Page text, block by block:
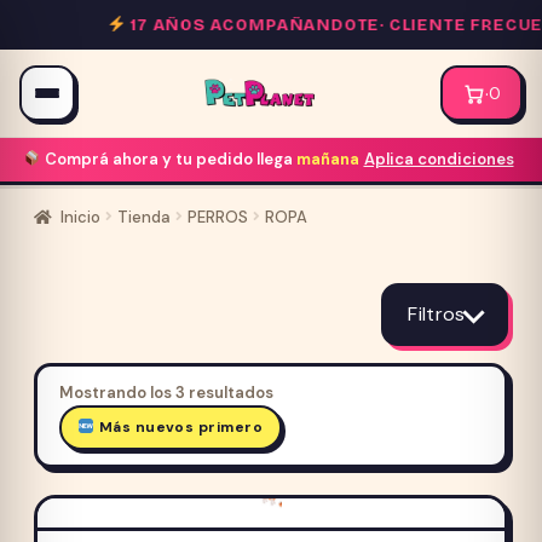
al
contenido
17 AÑOS ACOMPAÑANDOTE·CLIENTE
·0
Comprá ahora y tu pedido llega mañana Aplica condiciones
Inicio Tienda PERROS ROPA
Filtros
Precio cliente frecuente
Mostrando los 3 resultadosOrdenado
por
los
últimos
Más nuevos primero